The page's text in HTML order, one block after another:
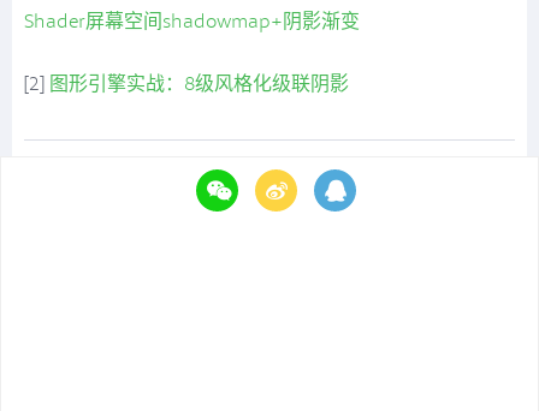
Shader屏幕空间shadowmap+阴影渐变
[2] 图形引擎实战：8级风格化级联阴影
这是侑虎科技第1990篇文章，感谢作者Yu-ki016供稿。欢